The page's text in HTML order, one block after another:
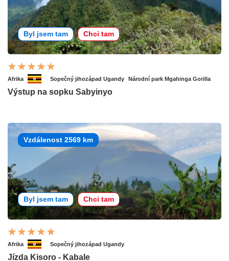
Byl jsem tam Chci tam
Afrika Sopečný jihozápad Ugandy Národní park Mgahinga Gorilla
Výstup na sopku Sabyinyo
Vzdálenost 2569 km
Byl jsem tam Chci tam
Afrika Sopečný jihozápad Ugandy
Jízda Kisoro - Kabale